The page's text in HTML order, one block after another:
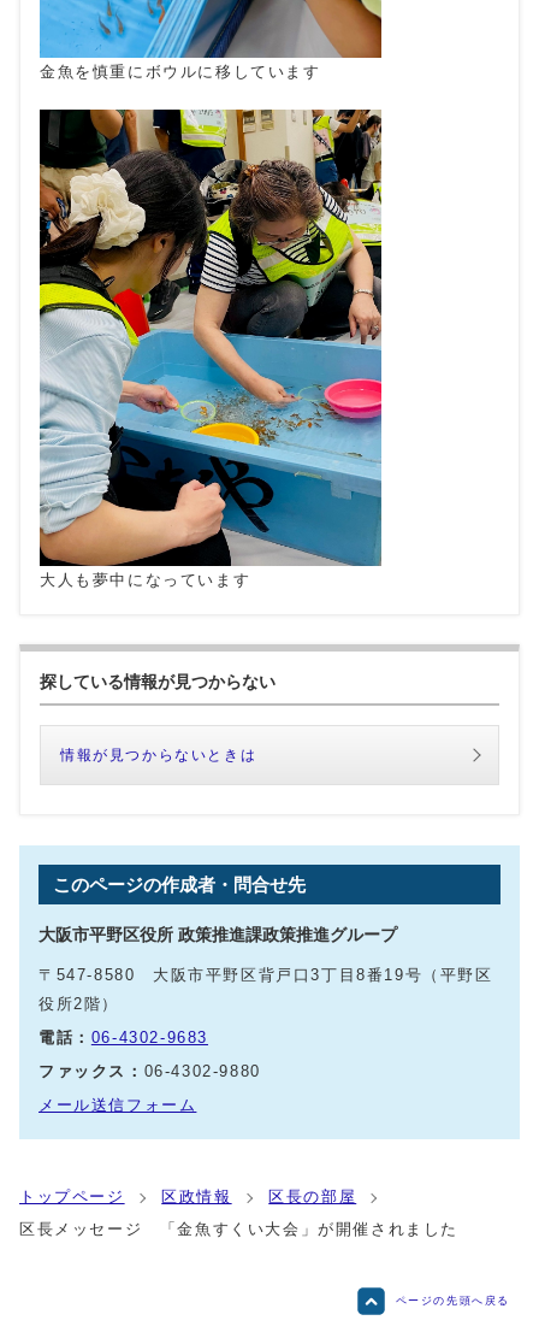
金魚を慎重にボウルに移しています
大人も夢中になっています
探している情報が見つからない
情報が見つからないときは
このページの作成者・問合せ先
大阪市平野区役所 政策推進課政策推進グループ
〒547-8580 大阪市平野区背戸口3丁目8番19号（平野区
役所2階）
電話： 06-4302-9683
ファックス： 06-4302-9880
メール送信フォーム
トップページ 区政情報
区長の部屋
区長メッセージ 「金魚すくい大会」が開催されました
ページの先頭へ戻る